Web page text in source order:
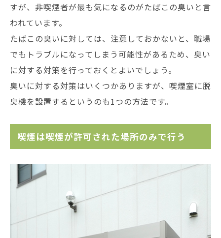
すが、非喫煙者が最も気になるのがたばこの臭いと言
われています。
たばこの臭いに対しては、注意しておかないと、職場
でもトラブルになってしまう可能性があるため、臭い
に対する対策を行っておくとよいでしょう。
臭いに対する対策はいくつかありますが、喫煙室に脱
臭機を設置するというのも1つの方法です。
喫煙は喫煙が許可された場所のみで行う